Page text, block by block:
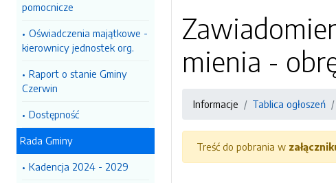
pomocnicze
Oświadczenia majątkowe -
kierownicy jednostek org.
Raport o stanie Gminy
Czerwin
Dostępność
Rada Gminy
Kadencja 2024 - 2029
mienia -
Informacje Tablica ogłoszeń
Treść do pobrania w